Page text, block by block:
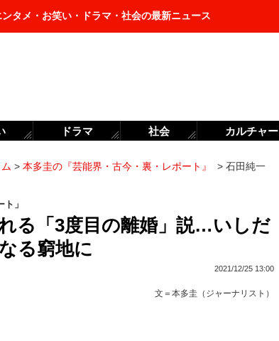
タメ・お笑い・ドラマ・社会の最新ニュース
> 本多圭の『芸能界・古今・裏・レポート』 > 石田純一
」
る「3度目の離婚」説…いしだ
る窮地に
2021/12/25 13:00
文＝ 本多圭（ジャーナリスト）
ドラマ 社会 カルチャー